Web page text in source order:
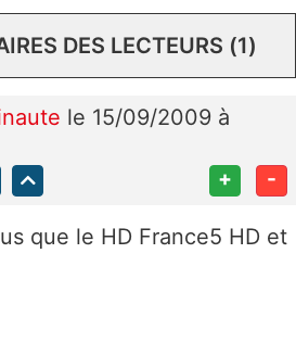
DES LECTEURS (1)
le 15/09/2009 à
+ -
que le HD France5 HD et